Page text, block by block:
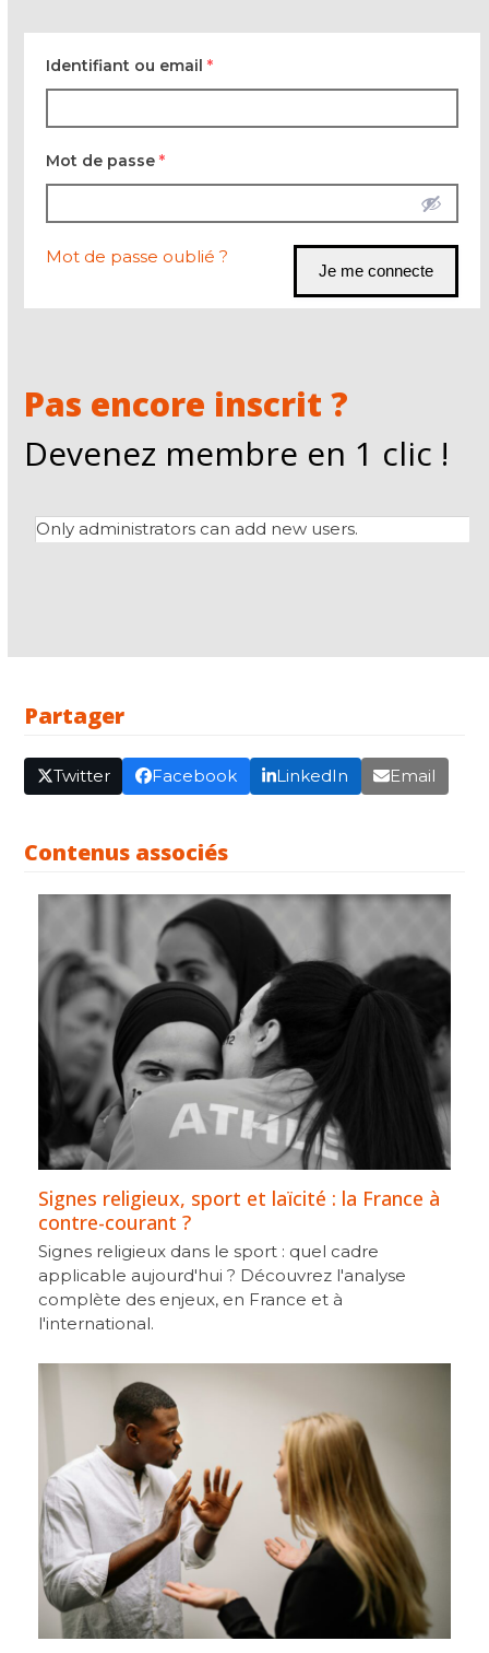
Identifiant ou email*
Mot de passe*
Mot de passe oublié ?
Pas encore inscrit ?
Devenez membre en 1 clic !
Only administrators can add new users.
Partager
Twitter Facebook LinkedIn Email
Contenus associés
Signes religieux, sport et laïcité : la France à
contre-courant ?
Signes religieux dans le sport : quel cadre
applicable aujourd'hui ? Découvrez l'analyse
complète des enjeux, en France et à
l'international.